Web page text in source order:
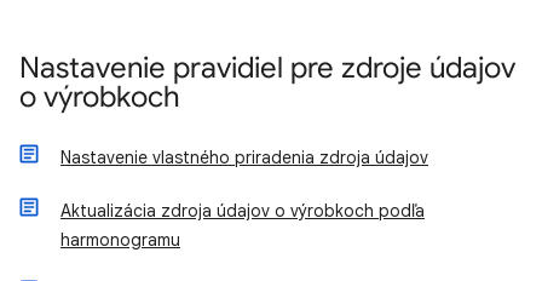
Nastavenie pravidiel pre zdroje údajov
o výrobkoch
Nastavenie vlastného priradenia zdroja údajov
Aktualizácia zdroja údajov o výrobkoch podľa
harmonogramu